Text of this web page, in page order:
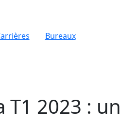
Bureaux
T1 2023 : un